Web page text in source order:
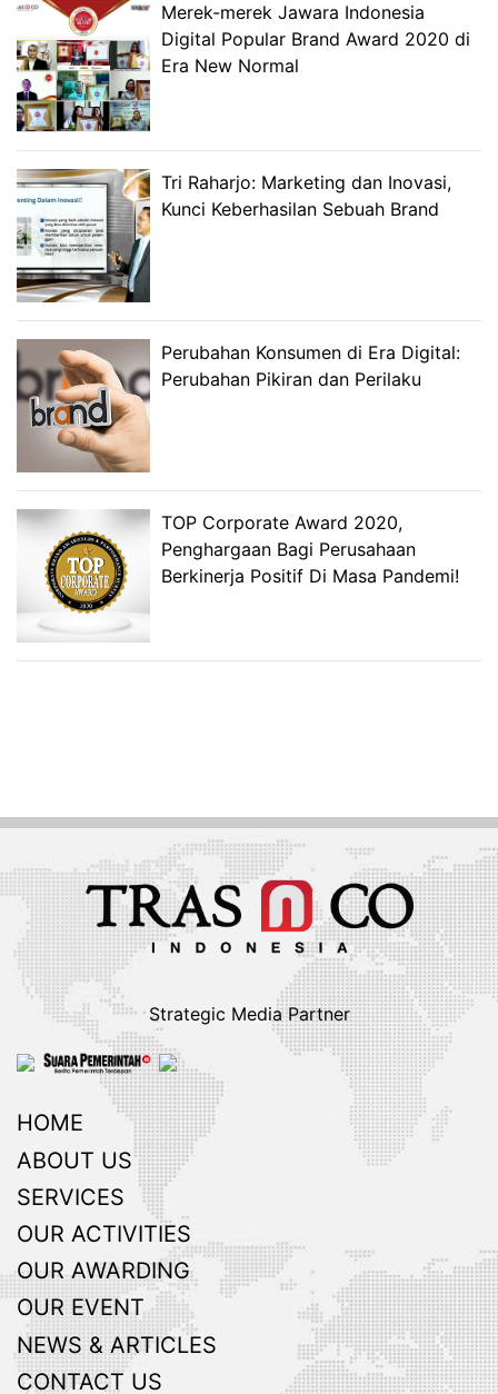
Merek-merek Jawara Indonesia
Digital Popular Brand Award 2020 di
Era New Normal
Tri Raharjo: Marketing dan Inovasi,
Kunci Keberhasilan Sebuah Brand
Perubahan Konsumen di Era Digital:
Perubahan Pikiran dan Perilaku
TOP Corporate Award 2020,
Penghargaan Bagi Perusahaan
Berkinerja Positif Di Masa Pandemi!
Strategic Media Partner
HOME
ABOUT US
SERVICES
OUR ACTIVITIES
OUR AWARDING
OUR EVENT
NEWS & ARTICLES
CONTACT US